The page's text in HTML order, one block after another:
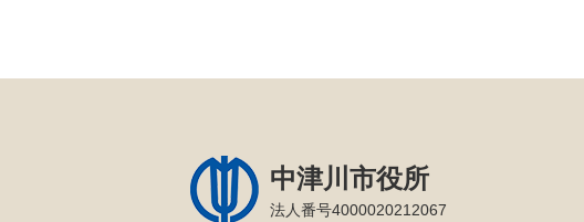
中津川市役所
法人番号4000020212067